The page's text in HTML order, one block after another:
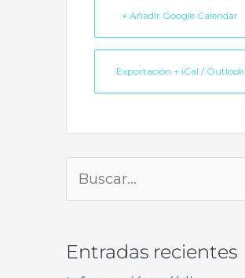
+ Añadir Google Calendar
Exportación + iCal / Outlook
Buscar
por:
Entradas recientes